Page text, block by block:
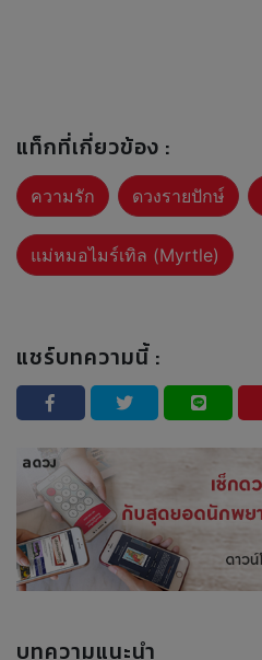
แท็กที่เกี่ยวข้อง :
ความรัก ดวงรายปักษ์
แม่หมอไมร์เทิล (Myrtle)
แชร์บทความนี้ :
บทความแนะนำ